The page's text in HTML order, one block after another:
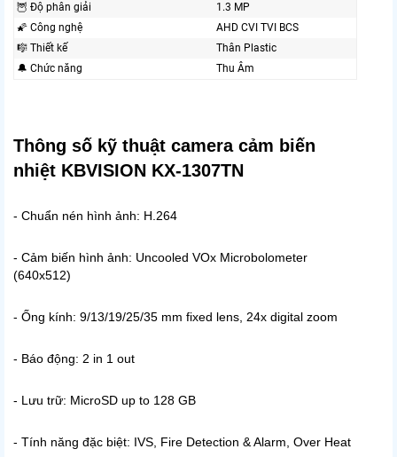
🦉 Độ phân giải
1.3 MP
🌠 Công nghệ
AHD CVI TVI BCS
🎼️ Thiết kế
Thân Plastic
🔔 Chức năng
Thu Âm
Thông số kỹ thuật camera cảm biến
nhiệt KBVISION KX-1307TN
- Chuẩn nén hình ảnh: H.264
- Cảm biến hình ảnh: Uncooled VOx Microbolometer
(640x512)
- Ống kính: 9/13/19/25/35 mm fixed lens, 24x digital zoom
- Báo động: 2 in 1 out
- Lưu trữ: MicroSD up to 128 GB
- Tính năng đặc biệt: IVS, Fire Detection & Alarm, Over Heat